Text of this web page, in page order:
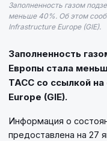
Заполненность газом
меньше 40%. Об этом
Infrastructure Europe (GIE).
Заполненность
Европы стала
ТАСС со ссылкой
Europe (GIE).
Информация о
предоставлена на 27